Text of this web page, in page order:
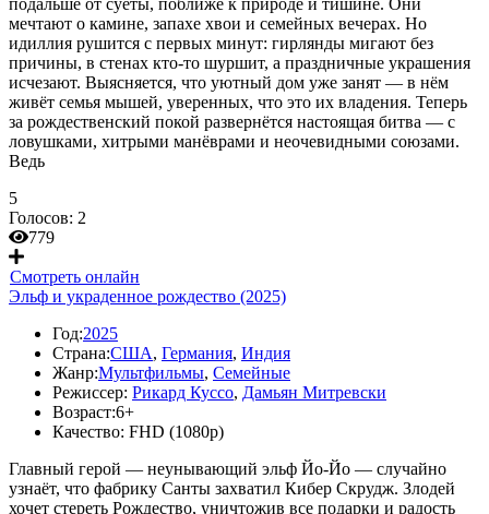
мечтают о камине, запахе хвои и семейных вечерах. Но
идиллия рушится с первых минут: гирлянды мигают без
причины, в стенах кто-то шуршит, а праздничные украшения
исчезают. Выясняется, что уютный дом уже занят — в нём
живёт семья мышей, уверенных, что это их владения. Теперь
за рождественский покой развернётся настоящая битва — с
ловушками, хитрыми манёврами и неочевидными союзами.
Ведь
5
Голосов: 2
779
Смотреть онлайн
Эльф и украденное рождество (2025)
Год:2025
Страна:США, Германия, Индия
Жанр:Мультфильмы, Семейные
Режиссер: Рикард Куссо, Дамьян Митревски
Возраст:6+
Качество: FHD (1080p)
Главный герой — неунывающий эльф Йо-Йо — случайно
узнаёт, что фабрику Санты захватил Кибер Скрудж. Злодей
хочет стереть Рождество, уничтожив все подарки и радость